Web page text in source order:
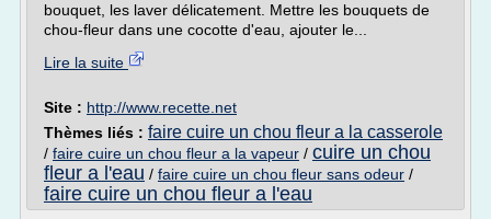
bouquet, les laver délicatement. Mettre les bouquets de
chou-fleur dans une cocotte d'eau, ajouter le...
Lire la suite
Site : http://www.recette.net
Thèmes liés : faire cuire un chou fleur a la casserole
/ faire cuire un chou fleur a la vapeur / cuire un chou
fleur a l'eau / faire cuire un chou fleur sans odeur /
faire cuire un chou fleur a l'eau